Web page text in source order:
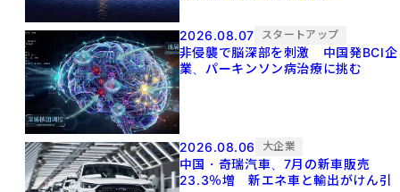
2026.08.07 スタートアップ
非侵襲で脳深部を刺激 中国発BCI企
業、パーキンソン病治療に挑む
2026.08.06 大企業
中国・奇瑞汽車、7月の新車販売
23.3％増 新エネ車と輸出がけん引